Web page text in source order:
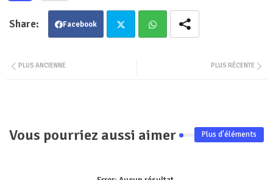
Facebook
PLUS RÉCENTE
PLUS ANCIENNE
Vous pourriez aussi aimer Plus d'éléments